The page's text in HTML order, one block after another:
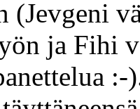
(Jevgeni
ja Fihi
:-